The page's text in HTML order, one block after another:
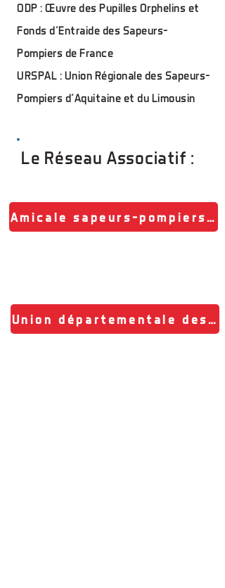
ODP : Œuvre des Pupilles Orphelins et
Fonds d'Entraide des Sapeurs-
Pompiers de France
URSPAL : Union Régionale des Sapeurs-
Pompiers d’Aquitaine et du Limousin
Le Réseau Associatif :
Amicale sapeurs-pompiers
Union départementale des